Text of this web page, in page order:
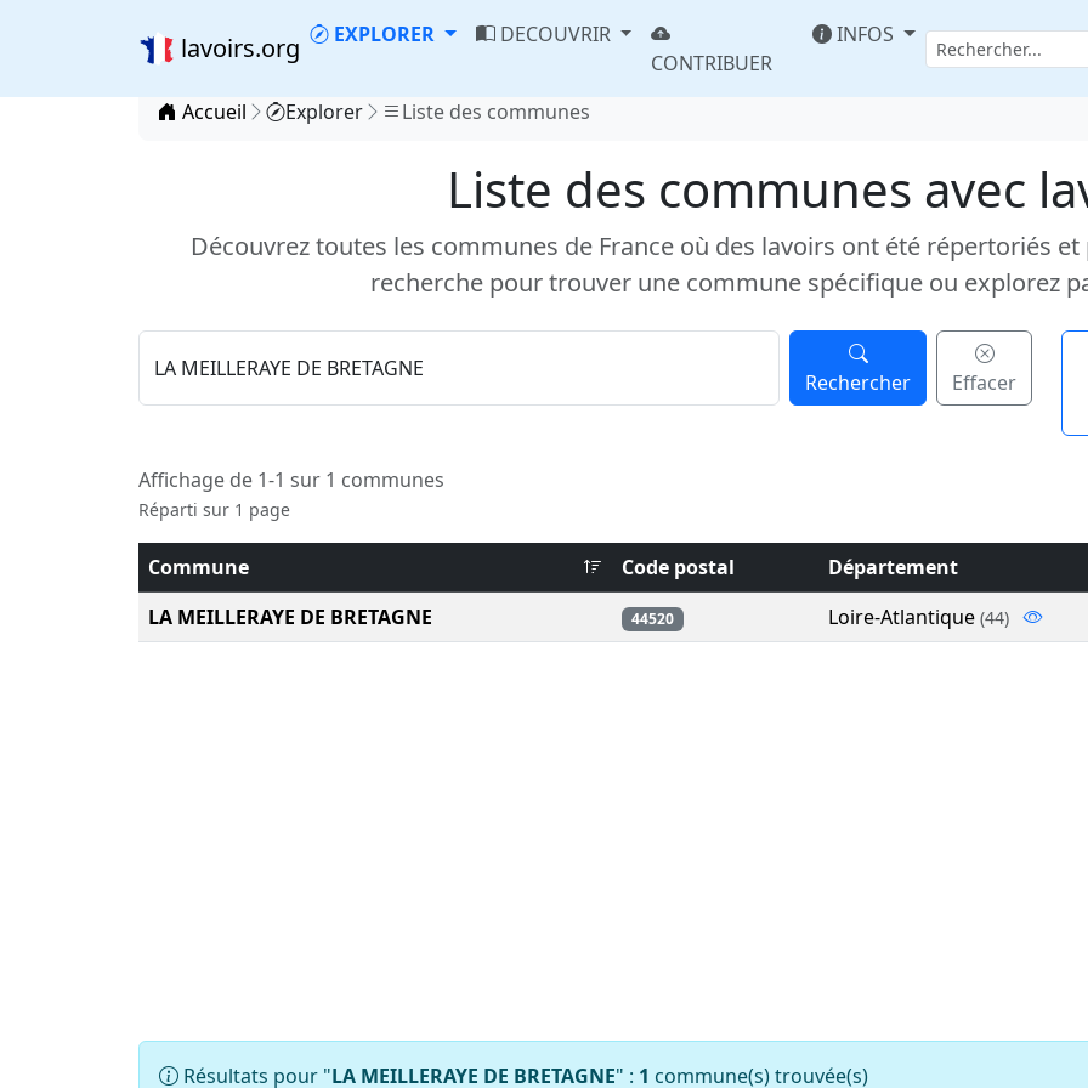
lavoirs.org EXPLORER
DECOUVRIR
CONTRIBUER
INFOS
Accueil Explorer Liste des communes
Liste des communes avec
Découvrez toutes les communes de France où des lavoirs ont été répertoriés
recherche pour trouver une commune spécifique ou explorez
Rechercher Effacer
Affichage de 1-1 sur 1 communes
Réparti sur 1 page
Commune Code postal Département
LA MEILLERAYE DE BRETAGNE
44520 Loire-Atlantique (44)
Résultats pour "LA MEILLERAYE DE BRETAGNE" : 1 commune(s) trouvée(s)